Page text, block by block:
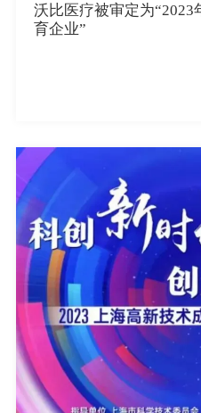
沃比医疗被审定为
育企业”